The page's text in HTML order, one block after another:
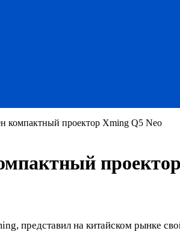
компактный проектор Xming Q5 Neo
представил на китайском рынке